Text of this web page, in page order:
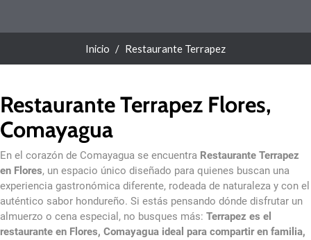
Inicio Restaurante Terrapez
Restaurante Terrapez Flores,
Comayagua
En el corazón de Comayagua se encuentra Restaurante Terrapez
en Flores, un espacio único diseñado para quienes buscan una
experiencia gastronómica diferente, rodeada de naturaleza y con el
auténtico sabor hondureño. Si estás pensando dónde disfrutar un
almuerzo o cena especial, no busques más: Terrapez es el
restaurante en Flores, Comayagua ideal para compartir en familia,